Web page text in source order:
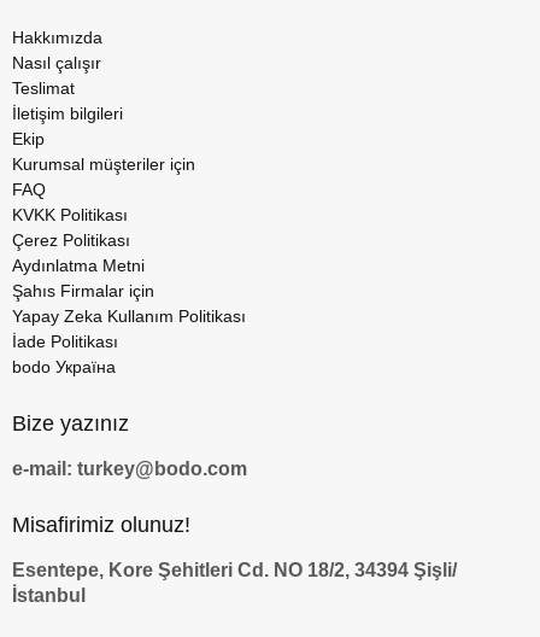
Hakkımızda
Nasıl çalışır
Teslimat
İletişim bilgileri
Ekip
Kurumsal müşteriler için
FAQ
KVKK Politikası
Çerez Politikası
Aydınlatma Metni
Şahıs Firmalar için
Yapay Zeka Kullanım Politikası
İade Politikası
bodo Україна
Bize yazınız
e-mail: turkey@bodo.com
Misafirimiz olunuz!
Esentepe, Kore Şehitleri Cd. NO 18/2, 34394 Şişli/
İstanbul